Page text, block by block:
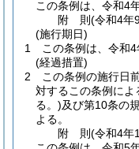
この条例は、令和4
附 則(令和4年
(施行期日)
1
この条例は、令和
(経過措置)
2
この条例の施行日
対するこの条例によ
る。)及び第10条の
よる。
附 則(令和4年